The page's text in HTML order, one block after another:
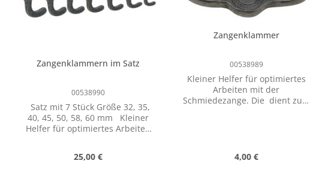
Zangenklammern im Satz
00538990
Satz mit 7 Stück Größe 32, 35,
40, 45, 50, 58, 60 mm Kleiner
Helfer für optimiertes Arbeiten
Fixieren der Schenkel für
Regulärer Preis:
25,00 €
Zangenklammer
00538989
Kleiner Helfer für optimiertes
Arbeiten mit der
Schmiedezange. Die dient zum
Regulärer Preis:
4,00 €